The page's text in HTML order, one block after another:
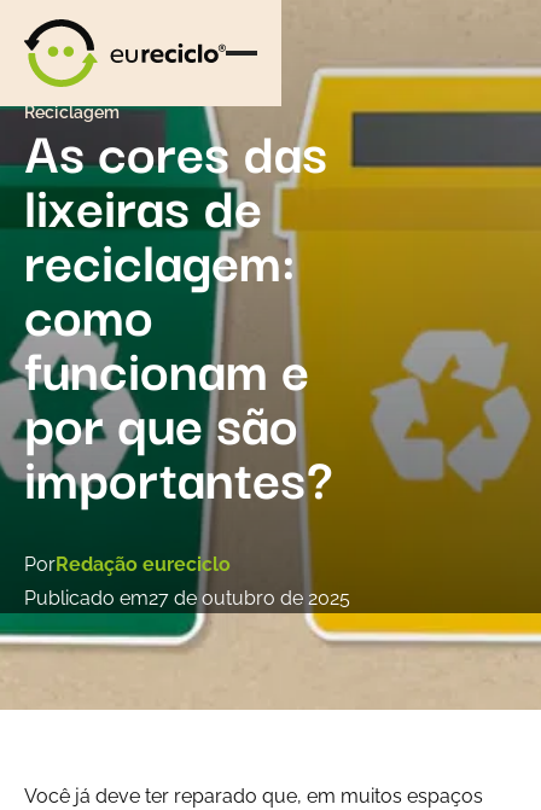
Reciclagem
As cores das
lixeiras de
reciclagem:
como
funcionam e
por que são
importantes?
PorRedação eureciclo
Publicado em27 de outubro de 2025
Você já deve ter reparado que, em muitos espaços